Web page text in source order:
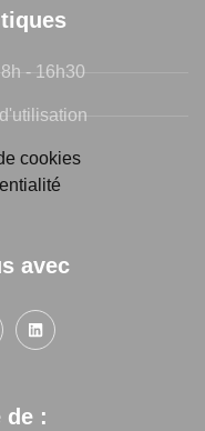
- 16h30
cookies
avec
de :